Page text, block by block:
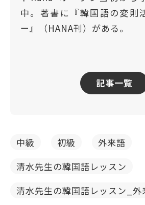
中。著書に『韓国語の変則
ー』（HANA刊）がある。
記事一覧
中級 初級
外来語
清水先生の韓国語レッスン
清水先生の韓国語レッスン_外